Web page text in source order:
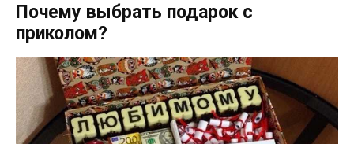
Почему выбрать подарок с
приколом?